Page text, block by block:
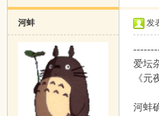
河蚌 发
爱坛
《
河蚌